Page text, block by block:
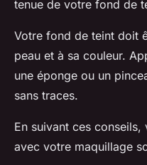
tenue de votre fond de
Votre fond de teint doit
peau et à sa couleur.
une éponge ou un
sans traces.
En suivant ces
avec votre maquillage